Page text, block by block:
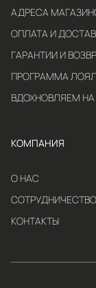
АДРЕСА
ОПЛАТА И
ГАРАНТИИ И
ПРОГРАММА
ВДОХНОВЛЯЕМ
КОМПАНИЯ
О НАС
СОТРУДНИЧЕСТВО
КОНТАКТЫ